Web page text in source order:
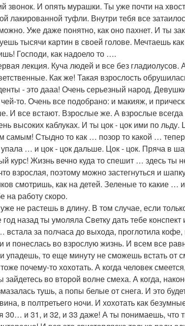
звонок. И опять мурашки. Ты уже почти на
лакированной туфли. Внутри тебя все
Уже даже понятно, как оно пахнет. И ты
тысячи картин в своей голове. Мечтаешь
Господи, как надоело то ….
лекция. Куча людей и все без
Как же! Такая взрослость
- это дааа! Очень серьезный народ.
то. Очень все подобрано: и макияж, и
И все встают. Взрослые же. А взрослые
высоких каблуках. И ты цок - цок ими по
самым! Стыдно то как … позор то какой …
упала … и цок - цок дальше. Цок - цок. Пряча в
курс! Жизнь вечно куда то спешит … здесь ты
взрослая, поэтому можно застегнуться и
смотришь, как на детей. Зеленые то какие
на работу скоро.
не растешь в длину. В том случае, если
назад ты умоляла Светку дать тебе
встала за полчаса до выхода, проглотила
и понеслась во взрослую жизнь. И всем все
упадешь, то еще минуту не сможешь встать от
почему-то хохотать. А когда человек
зайдетесь во второй волне смеха. А когда,
тушь, а попы белые от снега. И это
в полтретьего ночи. И хохотать как
30… и 31, и 32, и 33 даже! А ты понимаешь, что